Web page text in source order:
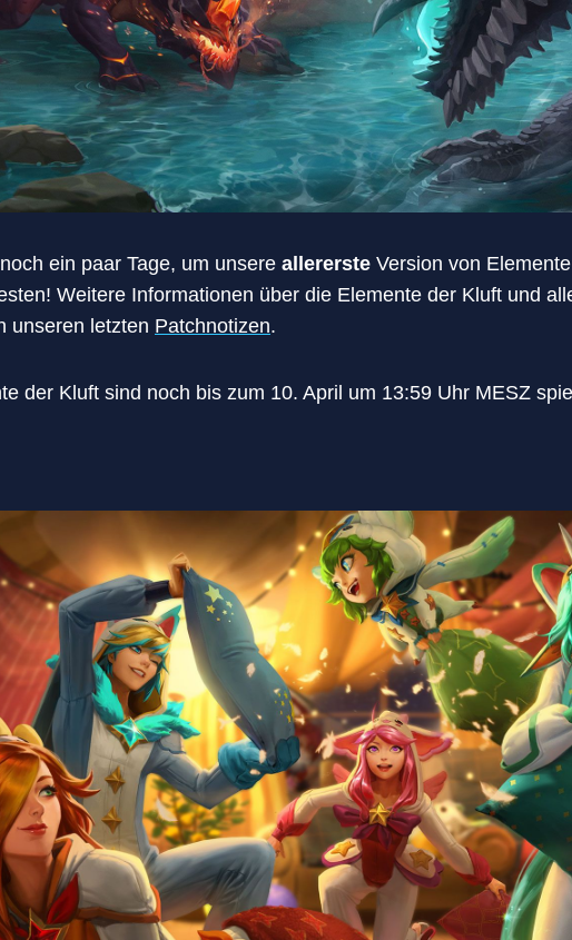
ein paar Tage, um unsere allererste Version von
Weitere Informationen über die Elemente der Kluft und
unseren letzten Patchnotizen.
der Kluft sind noch bis zum 10. April um 13:59 Uhr MESZ